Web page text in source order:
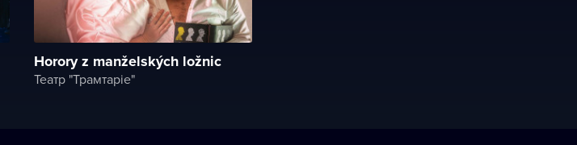
Horory z manželských ložnic
Театр "Трамтаріе"